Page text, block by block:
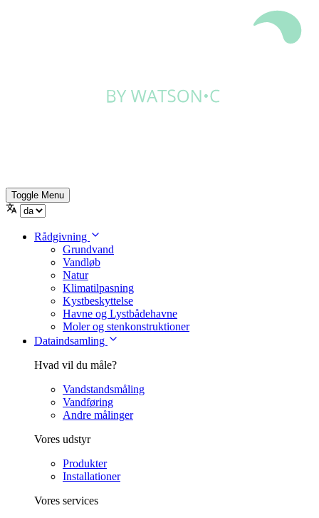
Toggle Menu
Rådgivning
Grundvand
Vandløb
Natur
Klimatilpasning
Kystbeskyttelse
Havne og Lystbådehavne
Moler og stenkonstruktioner
Dataindsamling
Hvad vil du måle?
Vandstandsmåling
Vandføring
Andre målinger
Vores udstyr
Produkter
Installationer
Vores services